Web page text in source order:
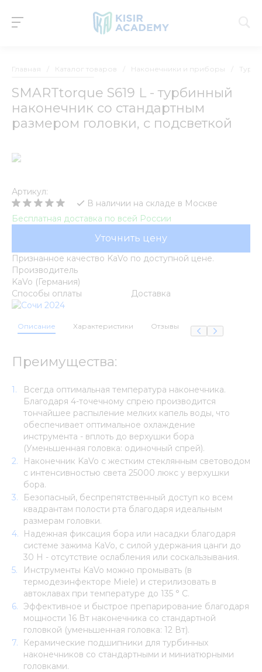
Главная Каталог товаров Наконечники и приборы
SMARTtorque S619 L - турбинный
наконечник со стандартным
размером головки, с подсветкой
Артикул:
В наличии на складе в Москве
Бесплатная доставка по всей России
Уточнить цену
Признанное качество KaVo по доступной цене.
Производитель
KaVo (Германия)
Способы оплаты
Доставка
Описание Характеристики Отзывы
Преимущества:
Всегда оптимальная температура наконечника.
Благодаря 4-точечному спрею производится
тончайшее распыление мелких капель воды, что
обеспечивает оптимальное охлаждение
инструмента - вплоть до верхушки бора
(Уменьшенная головка: одиночный спрей).
Наконечник KaVo с жестким стеклянным световодом
с интенсивностью света 25000 люкс у верхушки
бора.
Безопасный, беспрепятственный доступ ко всем
квадрантам полости рта благодаря идеальным
размерам головки.
Надежная фиксация бора или насадки благодаря
системе зажима KaVo, с силой удержания цанги до
30 Н - отсутствие ослабления или соскальзывания.
Инструменты KaVo можно промывать (в
термодезинфекторе Miele) и стерилизовать в
автоклавах при температуре до 135 ° C.
Эффективное и быстрое препарирование благодаря
мощности 16 Вт наконечника со стандартной
головкой (уменьшенная головка: 12 Вт).
Керамические подшипники для турбинных
наконечников со стандартными и миниатюрными
головками.